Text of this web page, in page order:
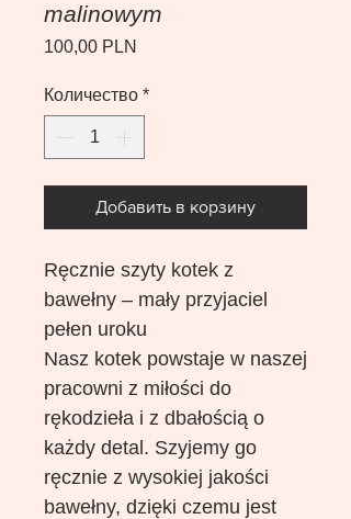
malinowym
100,00 PLN
Количество *
Добавить в корзину
Ręcznie szyty kotek z
bawełny – mały przyjaciel
pełen uroku
Nasz kotek powstaje w naszej
pracowni z miłości do
rękodzieła i z dbałością o
każdy detal. Szyjemy go
ręcznie z wysokiej jakości
bawełny, dzięki czemu jest